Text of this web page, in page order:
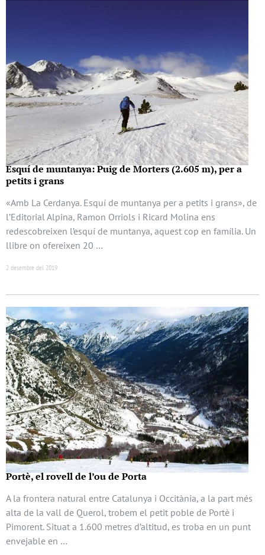
Esquí de muntanya: Puig de Morters (2.605 m), per a
petits i grans
«Amb La Cerdanya. Esquí de muntanya per a petits i grans», de
l’Editorial Alpina, Ramon Orriols i Ricard Molina ens
redescobreixen l’esquí de muntanya, aquest cop en família. Un
llibre on ofereixen 20 …
2 desembre del 2019
Portè, el rovell de l’ou de Porta
A la frontera natural entre Catalunya i Occitània, a la part més
alta de la vall de Querol, trobem el petit poble de Portè i
Pimorent. Situat a 1.600 metres d’altitud, es troba en un punt
envejable en …